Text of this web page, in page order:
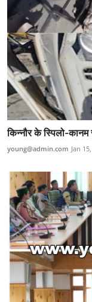
किन्नौर के स्पिलो-
young@admin.com Jan